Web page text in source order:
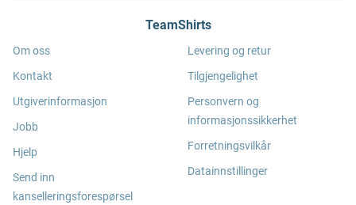
TeamShirts
Om oss
Kontakt
Utgiverinformasjon
Jobb
Hjelp
Send inn
kanselleringsforespørsel
Levering og retur
Tilgjengelighet
Personvern og
informasjonssikkerhet
Forretningsvilkår
Datainnstillinger